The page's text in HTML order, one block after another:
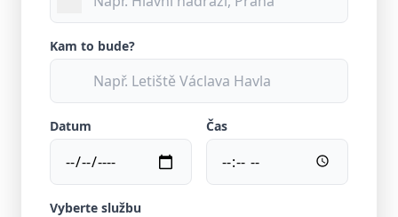
Kam to bude?
Datum Čas
Vyberte službu